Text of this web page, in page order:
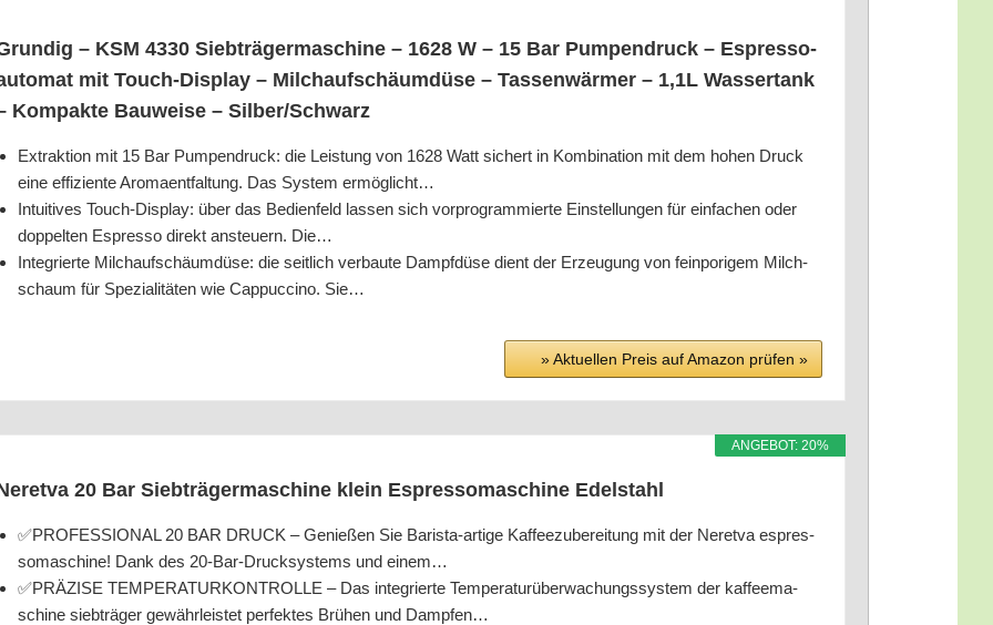
– KSM 4330 Sieb­trä­ger­ma­schi­ne – 1628 W – 15 Bar Pum­pen­druck – Espres­so­
mit Touch-Dis­play – Milch­auf­schäum­dü­se – Tas­sen­wär­mer – 1,1L Was­ser­tank
Kom­pak­te Bau­wei­se – Silber/​Schwarz
Extrak­ti­on mit 15 Bar Pum­pen­druck: die Leis­tung von 1628 Watt sichert in Kom­bi­na­ti­on mit dem hohen Druck
eine effi­zi­en­te Aro­maent­fal­tung. Das Sys­tem ermöglicht…
Intui­ti­ves Touch-Dis­play: über das Bedien­feld las­sen sich vor­pro­gram­mier­te Ein­stel­lun­gen für ein­fa­chen oder
dop­pel­ten Espres­so direkt ansteu­ern. Die…
Inte­grier­te Milch­auf­schäum­dü­se: die seit­lich ver­bau­te Dampf­dü­se dient der Erzeu­gung von fein­po­ri­gem Milch­
schaum für Spe­zia­li­tä­ten wie Cap­puc­ci­no. Sie…
» Aktu­el­len Preis auf Ama­zon prü­fen »
ANGE­BOT: 20%
20 Bar Sieb­trä­ger­ma­schi­ne klein Espres­so­ma­schi­ne Edelstahl
✅PROFESSIONAL 20 BAR DRUCK – Genie­ßen Sie Baris­ta-arti­ge Kaf­fee­zu­be­rei­tung mit der Nere­t­va espres­
so­ma­schi­ne! Dank des 20-Bar-Druck­sys­tems und einem…
✅PRÄZISE TEMPERATURKONTROLLE – Das inte­grier­te Tem­pe­ra­tur­über­wa­chungs­sys­tem der kaf­fee­ma­
schi­ne sieb­trä­ger gewähr­leis­tet per­fek­tes Brü­hen und Dampfen…